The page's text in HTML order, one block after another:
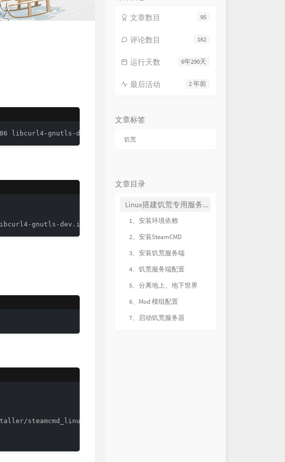
libcurl4-gnutls-dev:i386 lib32gcc1
steamcmd_linux.tar.gz
95
文章数目
162
评论数目
6年290天
运行天数
2 年前
最后活动
文章标签
饥荒
文章目录
Linux搭建饥荒专用服务器
1、安装环境依赖
2、安装SteamCMD
3、安装饥荒服务端
4、饥荒服务端配置
5、分离地上、地下世界
6、Mod 模组配置
7、启动饥荒服务器